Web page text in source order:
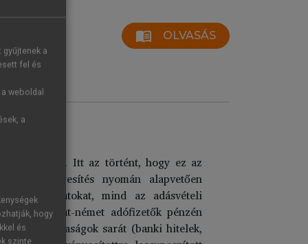
menu_book OLVASÁS
modell. Itt az történt, hogy ez az
egyesítés nyomán alapvetően
a pályázatokat, mind az adásvételi
a nyugat-német adófizetők pénzén
a társaságok sarát (banki hitelek,
a
fel és
weboldal
a
hogy
és
szinte